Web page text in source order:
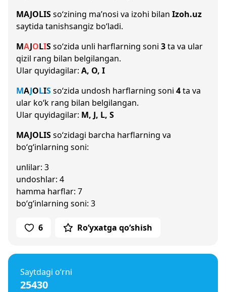
MAJOLISso‘zining ma’nosi va izohi bilan Izoh.uz
saytida tanishsangiz bo‘ladi.
MAJOLISso‘zida unli harflarning soni 3ta va ular
qizil rang bilan belgilangan.
Ular quyidagilar: A, O, I
MAJOLISso‘zida undosh harflarning soni 4ta va
ular ko‘k rang bilan belgilangan.
Ular quyidagilar: M, J, L, S
MAJOLISso‘zidagi barcha harflarning va
bo‘g‘inlarning soni:
unlilar: 3
undoshlar: 4
hamma harflar: 7
bo‘g‘inlarning soni: 3
6 Ro‘yxatga qo‘shish
Saytdagi o‘rni
25430